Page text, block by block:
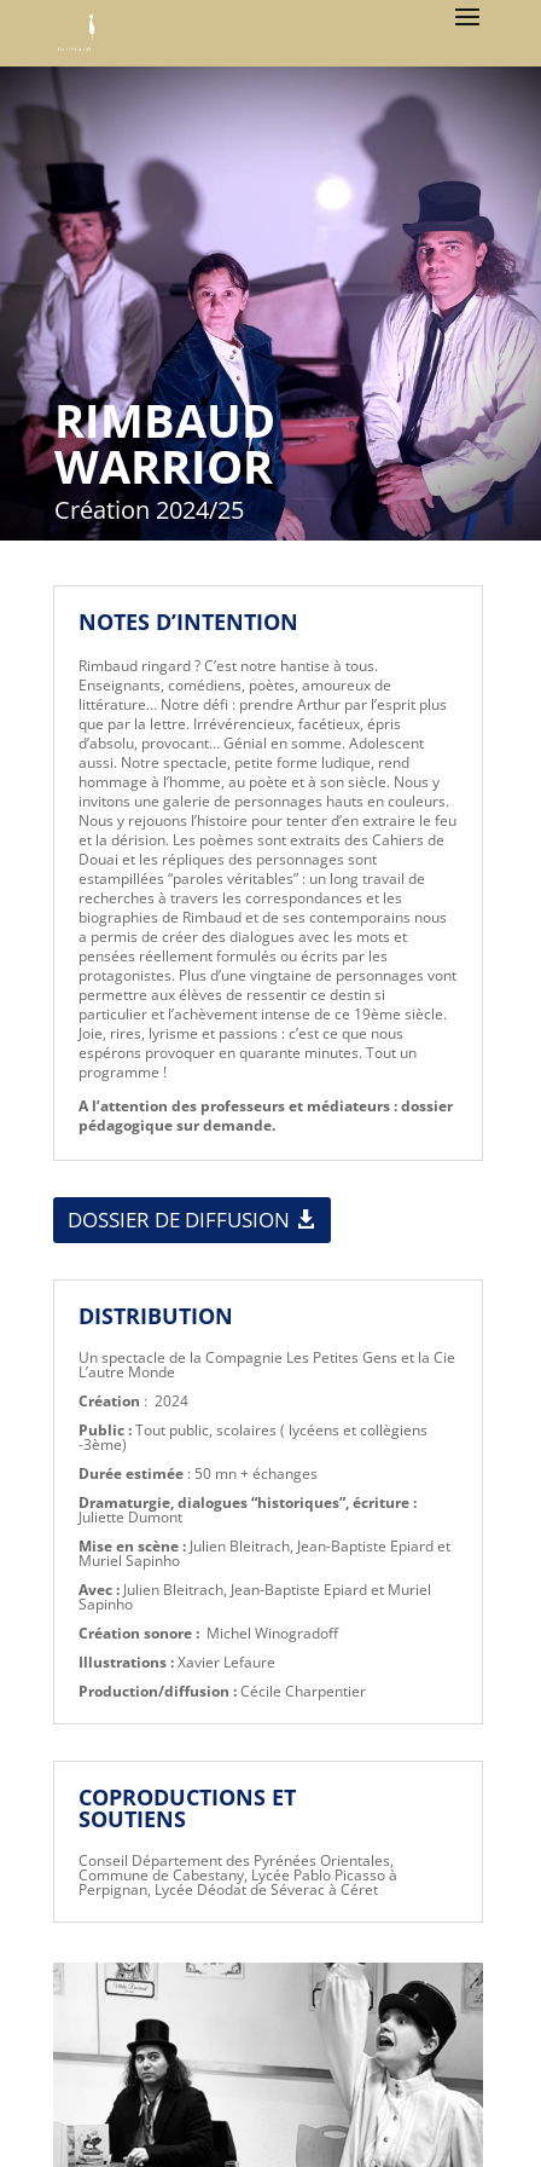
RIMBAUD
WARRIOR
Création 2024/25
NOTES D’INTENTION
Rimbaud ringard ? C’est notre hantise à tous.
Enseignants, comédiens, poètes, amoureux de
littérature… Notre défi : prendre Arthur par l’esprit plus
que par la lettre. Irrévérencieux, facétieux, épris
d’absolu, provocant… Génial en somme. Adolescent
aussi. Notre spectacle, petite forme ludique, rend
hommage à l’homme, au poète et à son siècle. Nous y
invitons une galerie de personnages hauts en couleurs.
Nous y rejouons l’histoire pour tenter d’en extraire le feu
et la dérision. Les poèmes sont extraits des Cahiers de
Douai et les répliques des personnages sont
estampillées “paroles véritables” : un long travail de
recherches à travers les correspondances et les
biographies de Rimbaud et de ses contemporains nous
a permis de créer des dialogues avec les mots et
pensées réellement formulés ou écrits par les
protagonistes. Plus d’une vingtaine de personnages vont
permettre aux élèves de ressentir ce destin si
particulier et l’achèvement intense de ce 19ème siècle.
Joie, rires, lyrisme et passions : c’est ce que nous
espérons provoquer en quarante minutes. Tout un
programme !
A l’attention des professeurs et médiateurs : dossier
pédagogique sur demande.
DOSSIER DE DIFFUSION
DISTRIBUTION
Un spectacle de la Compagnie Les Petites Gens et la Cie
L’autre Monde
Création : 2024
Public :Tout public, scolaires ( lycéens et collègiens
-3ème)
Durée estimée : 50 mn + échanges
Dramaturgie, dialogues “historiques”, écriture :
Juliette Dumont
Mise en scène : Julien Bleitrach, Jean-Baptiste Epiard et
Muriel Sapinho
Avec : Julien Bleitrach, Jean-Baptiste Epiard et Muriel
Sapinho
Création sonore : Michel Winogradoff
Illustrations :Xavier Lefaure
Production/diffusion :Cécile Charpentier
COPRODUCTIONS ET
SOUTIENS
Conseil Département des Pyrénées Orientales,
Commune de Cabestany, Lycée Pablo Picasso à
Perpignan, Lycée Déodat de Séverac à Céret